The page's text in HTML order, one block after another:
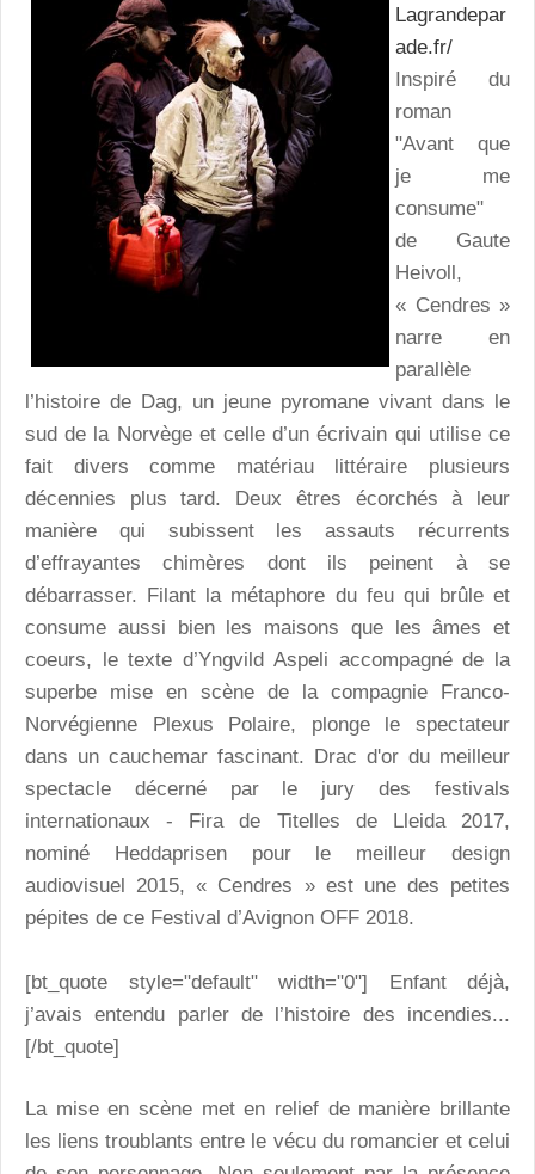
Lagrandepar
ade.fr/
Inspiré du
roman
"Avant que
je me
consume"
de Gaute
Heivoll,
« Cendres »
narre en
parallèle
l’histoire de Dag, un jeune pyromane vivant dans le
sud de la Norvège et celle d’un écrivain qui utilise ce
fait divers comme matériau littéraire plusieurs
décennies plus tard. Deux êtres écorchés à leur
manière qui subissent les assauts récurrents
d’effrayantes chimères dont ils peinent à se
débarrasser. Filant la métaphore du feu qui brûle et
consume aussi bien les maisons que les âmes et
coeurs, le texte d’Yngvild Aspeli accompagné de la
superbe mise en scène de la compagnie Franco-
Norvégienne Plexus Polaire, plonge le spectateur
dans un cauchemar fascinant. Drac d'or du meilleur
spectacle décerné par le jury des festivals
internationaux - Fira de Titelles de Lleida 2017,
nominé Heddaprisen pour le meilleur design
audiovisuel 2015, « Cendres » est une des petites
pépites de ce Festival d’Avignon OFF 2018.
[bt_quote style="default" width="0"] Enfant déjà,
j’avais entendu parler de l’histoire des incendies...
[/bt_quote]
La mise en scène met en relief de manière brillante
les liens troublants entre le vécu du romancier et celui